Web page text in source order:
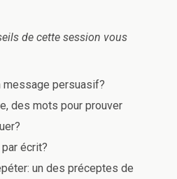
de cette session vous
message persuasif?
des mots pour prouver
écrit?
un des préceptes de